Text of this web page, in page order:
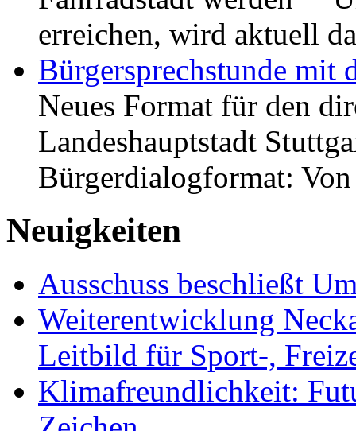
erreichen, wird aktuell
Bürgersprechstunde mit
Neues Format für den
Landeshauptstadt
Bürgerdialogformat:
Neuigkeiten
Ausschuss beschließt
Weiterentwicklung
Leitbild für Sport-,
Klimafreundlichkeit: